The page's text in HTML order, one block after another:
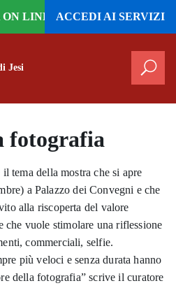
LINE
ACCEDI AI SERVIZI
Jesi
fotografia
tema della mostra che si apre
a Palazzo dei Convegni e che
alla riscoperta del valore
che vuole stimolare una riflessione
commerciali, selfie.
più veloci e senza durata hanno
della fotografia” scrive il curatore